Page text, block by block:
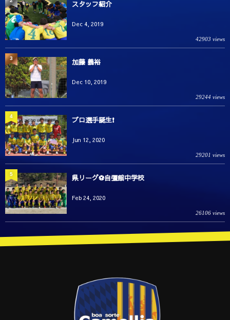
スタッフ紹介
Dec 4, 2019
42903 views
加藤 義裕
Dec 10, 2019
29244 views
3
プロ選手誕生❗️
Jun 12, 2020
29201 views
4
県リーグ⚽️自彊館中学校
Feb 24, 2020
26106 views
5